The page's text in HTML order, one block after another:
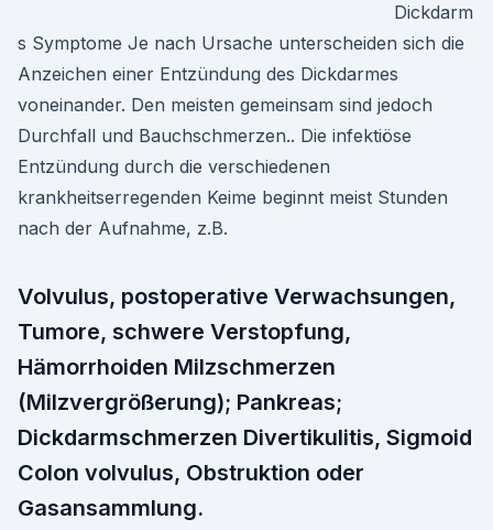
Dickdarm
s Symptome Je nach Ursache unterscheiden sich die
Anzeichen einer Entzündung des Dickdarmes
voneinander. Den meisten gemeinsam sind jedoch
Durchfall und Bauchschmerzen.. Die infektiöse
Entzündung durch die verschiedenen
krankheitserregenden Keime beginnt meist Stunden
nach der Aufnahme, z.B.
Volvulus, postoperative Verwachsungen,
Tumore, schwere Verstopfung,
Hämorrhoiden Milzschmerzen
(Milzvergrößerung); Pankreas;
Dickdarmschmerzen Divertikulitis, Sigmoid
Colon volvulus, Obstruktion oder
Gasansammlung.